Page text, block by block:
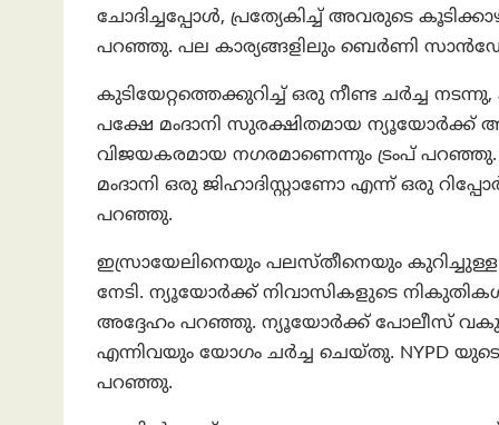
ചോദിച്ചപ്പോൾ, പ്രത്യേകിച്ച് അവരുടെ
പറഞ്ഞു. പല കാര്യങ്ങളിലും ബെർണി
കുടിയേറ്റത്തെക്കുറിച്ച് ഒരു നീണ്ട ചർച്ച
പക്ഷേ മംദാനി സുരക്ഷിതമായ ന്യൂയോർക്ക്
വിജയകരമായ നഗരമാണെന്നും ട്രംപ്
മംദാനി ഒരു ജിഹാദിസ്റ്റാണോ എന്ന് ഒരു
പറഞ്ഞു.
ഇസ്രായേലിനെയും പലസ്തീനെയും
നേടി. ന്യൂയോർക്ക് നിവാസികളുടെ
അദ്ദേഹം പറഞ്ഞു. ന്യൂയോർക്ക് പോലീസ്
എന്നിവയും യോഗം ചർച്ച ചെയ്തു. NYPD
പറഞ്ഞു.